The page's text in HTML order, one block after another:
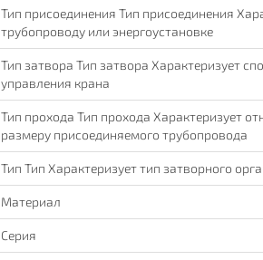
Тип присоединения Тип присоединения
трубопроводу или энергоустановке
Тип затвора Тип затвора Характеризует
управления крана
Тип прохода Тип прохода Характеризует
размеру присоединяемого трубопровода
Тип Тип Характеризует тип затворного
Материал
Серия